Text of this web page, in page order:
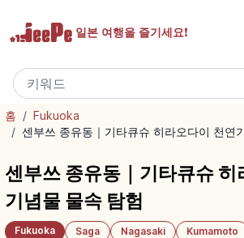
일본 여행을 즐기세요!
홈 / Fukuoka
/ 센부쓰 종유동｜기타큐슈 히라오다이 천연
센부쓰 종유동｜기타큐슈 히
기념물 물속 탐험
Fukuoka Saga Nagasaki Kumamoto